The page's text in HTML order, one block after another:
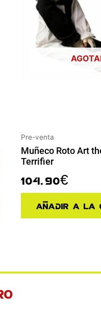
Pre-venta
Muñeco Roto Art
Terrifier
104.90€
Añadir a la